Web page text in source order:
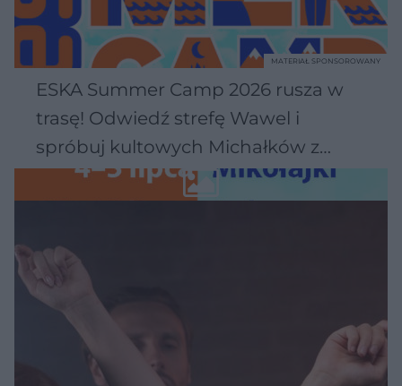
ESKA Summer Camp 2026 rusza w
trasę! Odwiedź strefę Wawel i
spróbuj kultowych Michałków z
Wawelu
MATERIAŁ SPONSOROWANY